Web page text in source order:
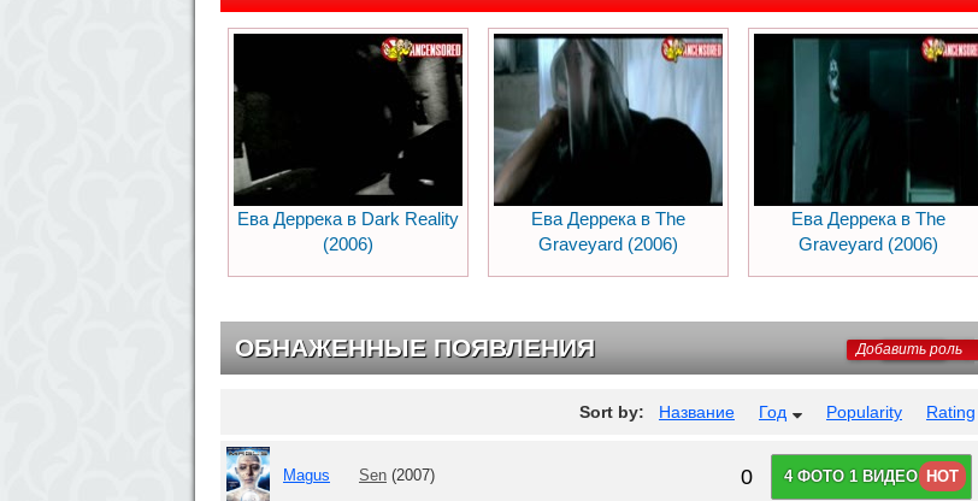
Ева Деррека в Dark Reality
(2006)
Ева Деррека в The
Graveyard (2006)
Ева Деррека в The
Graveyard (2006)
ОБНАЖЕННЫЕ ПОЯВЛЕНИЯ Добавить роль
Sort by: Название Год Popularity Rating
Magus Sen (2007) 4 ФОТО 1 ВИДЕО
0 HOT